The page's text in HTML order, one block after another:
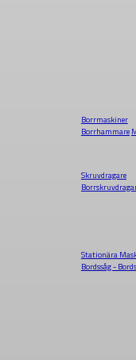
Borrmaskiner
Borrhammare
Skruvdragare
Stationära
Bordssåg -